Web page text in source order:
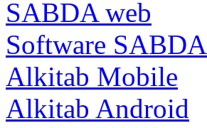
SABDA web
Software SABDA
Alkitab Mobile
Alkitab Android